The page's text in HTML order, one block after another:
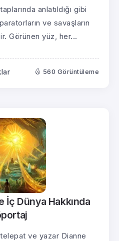
anlatıldığı gibi
ve savaşların
Görünen yüz, her...
560 Görüntüleme
İç Dünya Hakkında
telepat ve yazar Dianne